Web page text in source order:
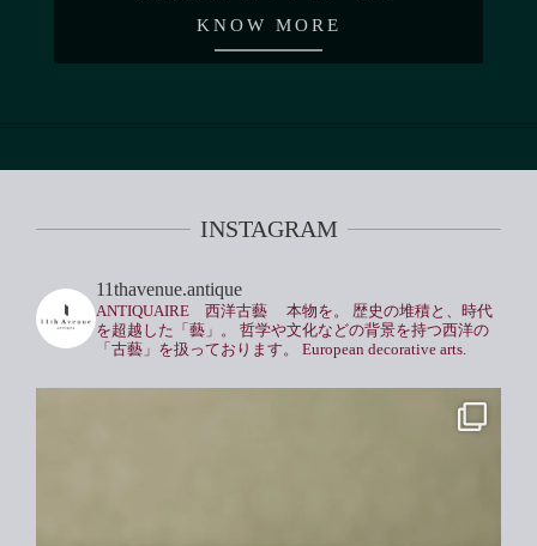
KNOW MORE
INSTAGRAM
11thavenue.antique
ANTIQUAIRE 西洋古藝 本物を。
歴史の堆積と、時代
を超越した「藝」。
哲学や文化などの背景を持つ西洋の
「古藝」を扱っております。
European decorative arts.